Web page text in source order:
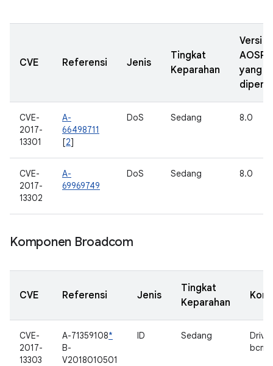
CVE Referensi Jenis
Tingkat
Keparahan
Versi
AOSP
yang
CVE-
2017-
13301
A-
66498711
[2]
DoS Sedang 8.0
CVE-
2017-
13302
A-
69969749
DoS Sedang 8.0
Komponen Broadcom
CVE Referensi Jenis
Tingkat
Keparahan
CVE-
2017-
13303
A-71359108*
B-
V2018010501
ID Sedang
Driver